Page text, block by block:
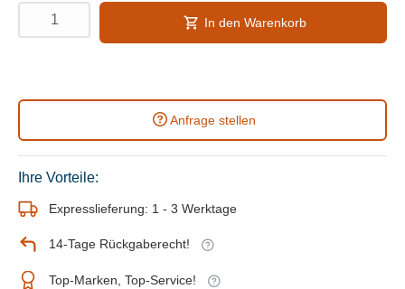
In den Warenkorb
Anfrage stellen
Ihre Vorteile:
Expresslieferung: 1 - 3 Werktage
14-Tage Rückgaberecht!
Top-Marken, Top-Service!